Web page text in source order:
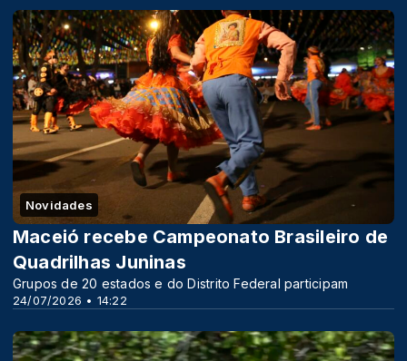
Novidades
24/07/2026 • 14:22
Maceió recebe Campeonato Brasileiro de
Quadrilhas Juninas
Grupos de 20 estados e do Distrito Federal participam